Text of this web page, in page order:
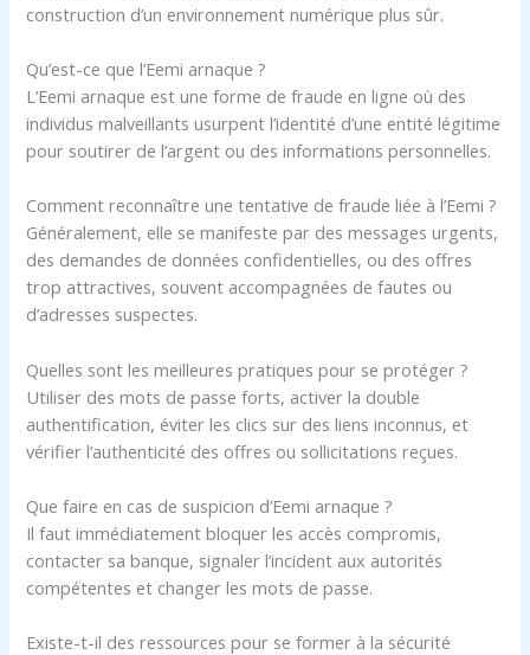
construction d’un environnement numérique plus sûr.
Qu’est-ce que l’Eemi arnaque ?
L’Eemi arnaque est une forme de fraude en ligne où des
individus malveillants usurpent l’identité d’une entité légitime
pour soutirer de l’argent ou des informations personnelles.
Comment reconnaître une tentative de fraude liée à l’Eemi ?
Généralement, elle se manifeste par des messages urgents,
des demandes de données confidentielles, ou des offres
trop attractives, souvent accompagnées de fautes ou
d’adresses suspectes.
Quelles sont les meilleures pratiques pour se protéger ?
Utiliser des mots de passe forts, activer la double
authentification, éviter les clics sur des liens inconnus, et
vérifier l’authenticité des offres ou sollicitations reçues.
Que faire en cas de suspicion d’Eemi arnaque ?
Il faut immédiatement bloquer les accès compromis,
contacter sa banque, signaler l’incident aux autorités
compétentes et changer les mots de passe.
Existe-t-il des ressources pour se former à la sécurité